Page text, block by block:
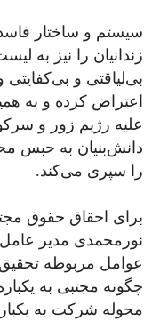
سیستم و ساختار فاسد
زندانیان را نیز به
بی‌لیاقتی و
اعتراض کرده و به
علیه رژیم زور و
دانش‌بنیان به حبس
را سپری می‌کند.
برای احقاق حقوق
نورمحمدی مدیر
عوامل مربوطه
چگونه مجتبی به
محوله شرکت به یکباره